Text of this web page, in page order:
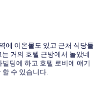
에 이온몰도 있고 근처 식당들
거의 호텔 근방에서 놀았네
딩에 하고 호텔 로비에 얘기
수 있습니다.